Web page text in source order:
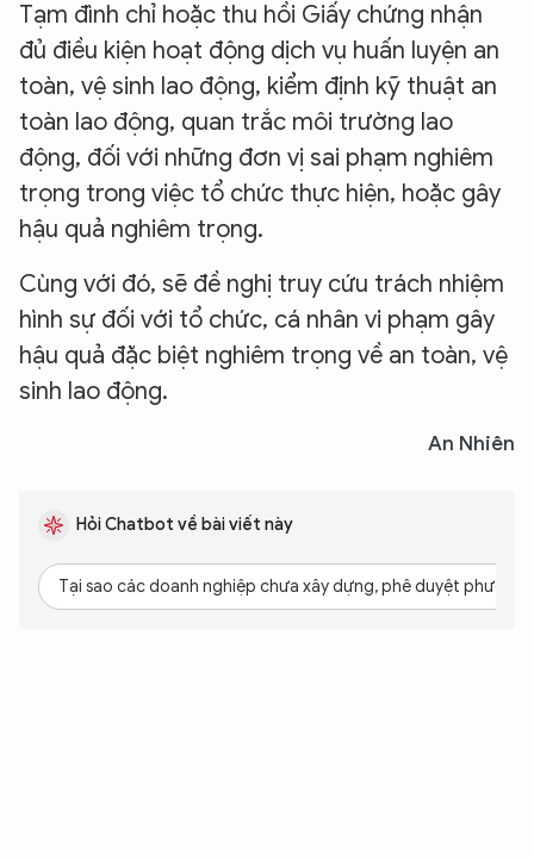
Tạm đình chỉ hoặc thu hồi Giấy chứng nhận
đủ điều kiện hoạt động dịch vụ huấn luyện an
toàn, vệ sinh lao động, kiểm định kỹ thuật an
toàn lao động, quan trắc môi trường lao
động, đối với những đơn vị sai phạm nghiêm
trọng trong việc tổ chức thực hiện, hoặc gây
hậu quả nghiêm trọng.
Cùng với đó, sẽ đề nghị truy cứu trách nhiệm
hình sự đối với tổ chức, cá nhân vi phạm gây
hậu quả đặc biệt nghiêm trọng về an toàn, vệ
sinh lao động.
An Nhiên
Hỏi Chatbot về bài viết này
Tại sao các doanh nghiệp chưa xây dựng, phê duyệt phương